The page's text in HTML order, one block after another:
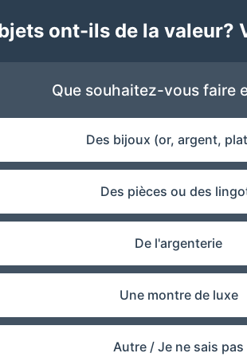
ont-ils de la valeur?
Que souhaitez-vous faire
Des bijoux (or, argent,
Des pièces ou des
De l'argenterie
Une montre de luxe
Autre / Je ne sais pas